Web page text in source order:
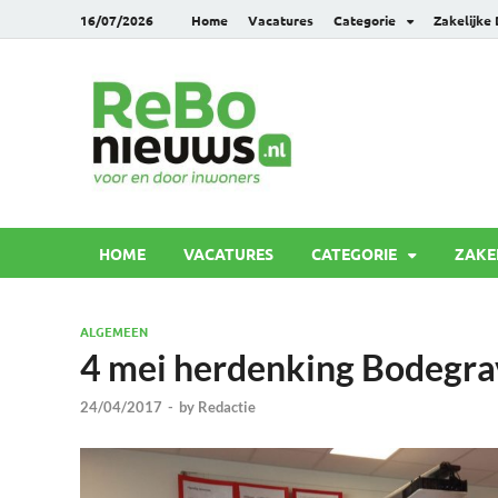
16/07/2026 Home Vacatures Categorie Zakelijke
HOME VACATURES CATEGORIE
ALGEMEEN
4 mei herdenking
24/04/2017 - by Redactie